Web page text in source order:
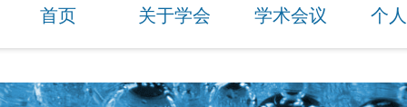
首页 关于学会 学术会议 个